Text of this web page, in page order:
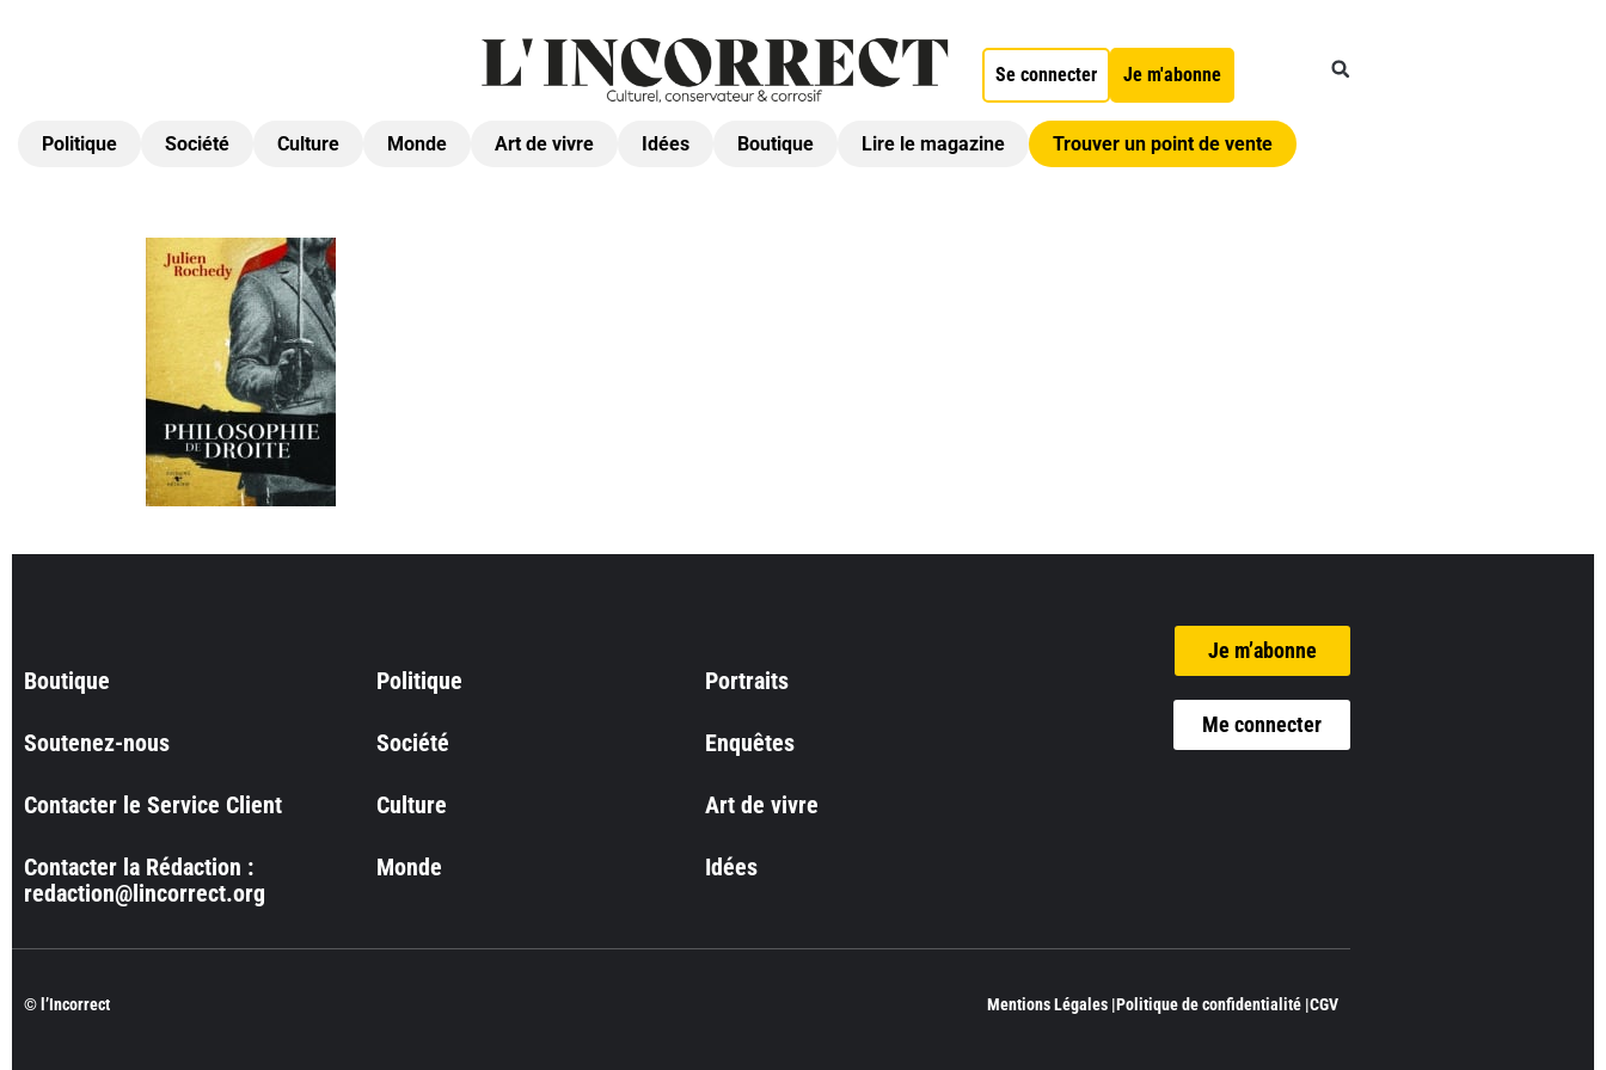
Se connecter Je m'abonne
Politique Société Culture Monde Art de vivre Idées Boutique Lire le magazine Trouver un point de vente
Boutique
Soutenez-nous
Contacter le Service Client
Contacter la Rédaction :
redaction@lincorrect.org
Politique
Société
Culture
Monde
Portraits
Enquêtes
Art de vivre
Idées
Je m’abonne
Me connecter
© l’Incorrect Mentions Légales |Politique de confidentialité |CGV